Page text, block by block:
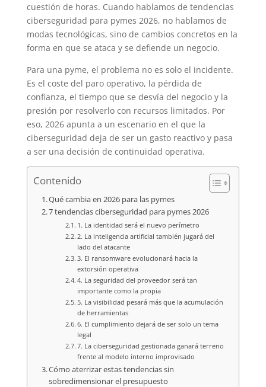
cuestión de horas. Cuando hablamos de tendencias
ciberseguridad para pymes 2026, no hablamos de
modas tecnológicas, sino de cambios concretos en la
forma en que se ataca y se defiende un negocio.
Para una pyme, el problema no es solo el incidente.
Es el coste del paro operativo, la pérdida de
confianza, el tiempo que se desvía del negocio y la
presión por resolverlo con recursos limitados. Por
eso, 2026 apunta a un escenario en el que la
ciberseguridad deja de ser un gasto reactivo y pasa
a ser una decisión de continuidad operativa.
Contenido
Qué cambia en 2026 para las pymes
7 tendencias ciberseguridad para pymes 2026
1. La identidad será el nuevo perímetro
2. La inteligencia artificial también jugará del
lado del atacante
3. El ransomware evolucionará hacia la
extorsión operativa
4. La seguridad del proveedor será tan
importante como la propia
5. La visibilidad pesará más que la acumulación
de herramientas
6. El cumplimiento dejará de ser solo un tema
legal
7. La ciberseguridad gestionada ganará terreno
frente al modelo interno improvisado
Cómo aterrizar estas tendencias sin
sobredimensionar el presupuesto